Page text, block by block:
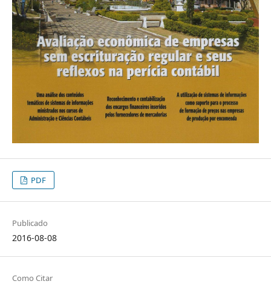
PDF
Publicado
2016-08-08
Como Citar